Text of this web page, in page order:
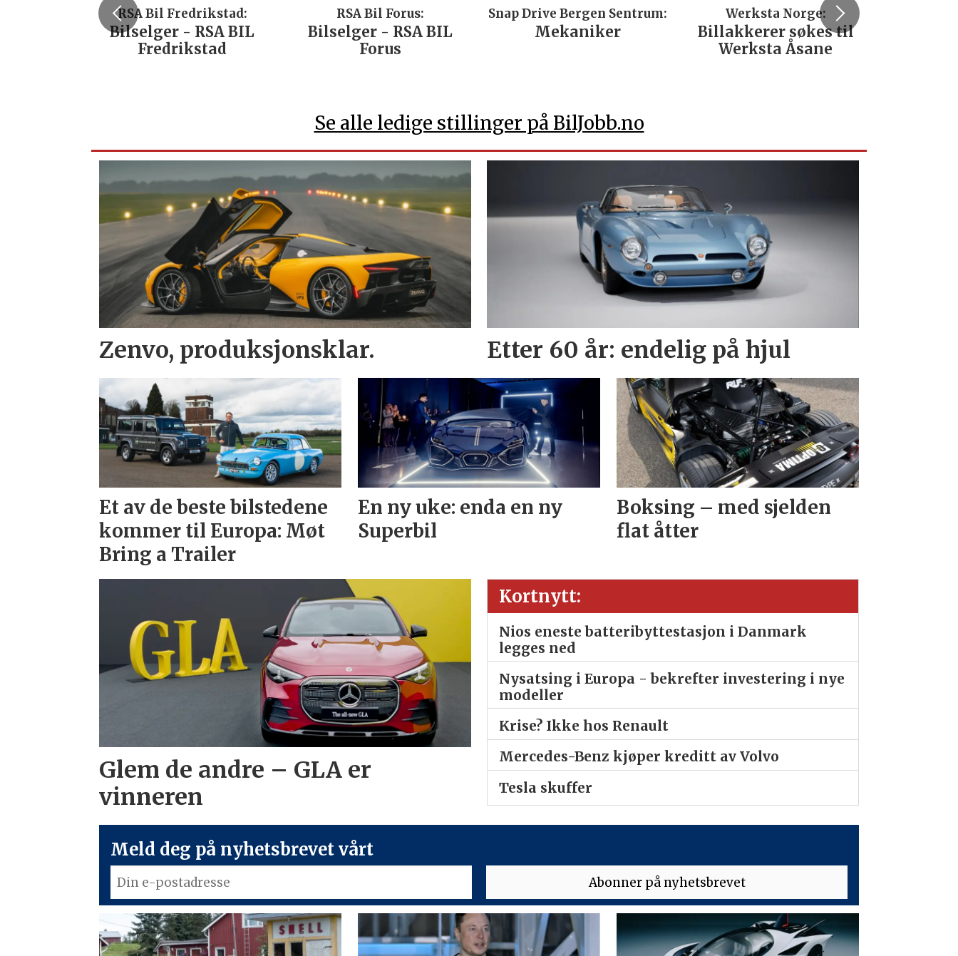
RSA Bil Fredrikstad:
Bilselger - RSA BIL
Fredrikstad
RSA Bil Forus:
Bilselger - RSA BIL
Forus
Snap Drive Bergen Sentrum:
Mekaniker
Werksta Norge:
Billakkerer søkes til
Werksta Åsane
Se alle ledige stillinger på BilJobb.no
Zenvo, produksjonsklar. Etter 60 år: endelig på hjul
Et av de beste bilstedene
kommer til Europa: Møt
Bring a Trailer
En ny uke: enda en ny
Superbil
Boksing – med sjelden
flat åtter
Glem de andre – GLA er
vinneren
Kortnytt:
Nios eneste batteribyttestasjon i Danmark
legges ned
Nysatsing i Europa - bekrefter investering i nye
modeller
Krise? Ikke hos Renault
Mercedes-Benz kjøper kreditt av Volvo
Tesla skuffer
Meld deg på nyhetsbrevet vårt